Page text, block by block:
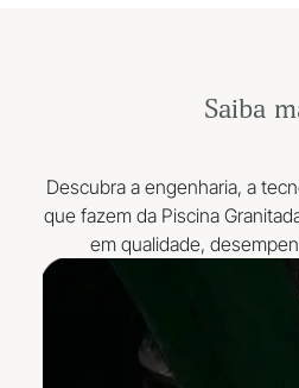
Saiba
Descubra a engenharia, a
que fazem da Piscina
em qualidade,